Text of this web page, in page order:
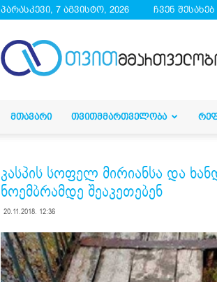
პარასკევი, 7 აგვისტო, 2026 ჩვენ შესახებ
ᲛᲗᲐᲕᲐᲠᲘ ᲗᲕᲘᲗᲛᲛᲐᲠᲗᲕᲔᲚᲝᲑᲐ
კასპის სოფელ მირიანსა და
ნოემბრამდე შეაკეთებენ
20.11.2018. 12:36